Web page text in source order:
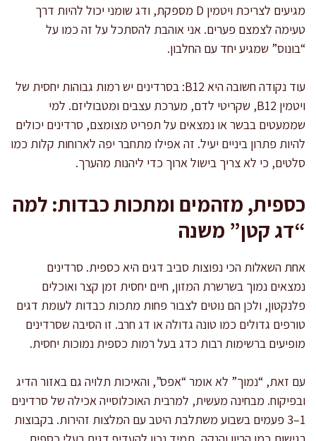
מגיעים לצריכת ויטמין D מספקת, ודג שומני יכול להיות דרך
טעימה לצמצם פערים. אני אוהבת להסתכל על זה כמו על
“בונוס” שמגיע יחד עם החלבון.
עוד נקודה חשובה היא B12: בסרדינים יש רמות גבוהות יחסית של
ויטמין B12, שקריטי לדם, מערכת עצבים ומטבוליזם. למי
שממעטים בבשר או נמצאים על תפריט מצומצם, סרדינים יכולים
להיות פתרון ביניים יעיל. זה אפילו מתחבר יפה לארוחות קלות כמו
סלטים, כי לא צריך בישול ארוך כדי ליהנות מהערך.
כספית, מזהמים ומתכות כבדות: למה
“דג קטן” משנה
אחת השאלות הכי נפוצות סביב דגים היא כספית. סרדינים
נמצאים נמוך בשרשרת המזון, חיים יחסית זמן קצר ואוכלים
פלנקטון, ולכן הם נוטים לצבור פחות מתכות כבדות לעומת דגים
טורפים גדולים כמו טונה גדולה או דג חרב. זו הסיבה שסרדינים
מופיעים ברשימות רבות כדג בעל רמות כספית נמוכות יחסית.
עם זאת, “נמוך” לא אומר “אפס”, והאיכות תלויה גם באזור הדיג
ובפיקוח. מבחינה מעשית, למרבית האוכלוסייה אכילה של סרדינים
1–3 פעמים בשבוע משתלבת היטב עם המלצות זהירות. בקבוצות